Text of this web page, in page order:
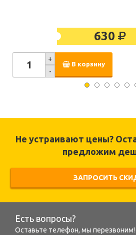
630
+
-
В корзину
Не устраивают цены?
предложим
ЗАПРОСИТЬ
Есть вопросы?
Оставьте телефон, мы перезвоним!